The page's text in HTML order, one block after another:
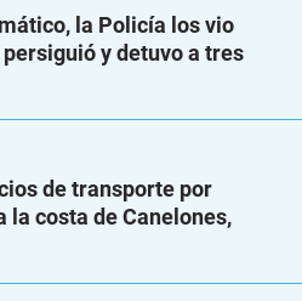
la Policía los vio
y detuvo a tres
de transporte por
la costa de Canelones,